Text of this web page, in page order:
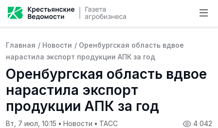
Главная / Новости / Оренбургская область вдвое
нарастила экспорт продукции АПК за год
Оренбургская область вдвое
нарастила экспорт
продукции АПК за год
4 042
Вт, 7 июл, 10:15 • Новости • ТАСС